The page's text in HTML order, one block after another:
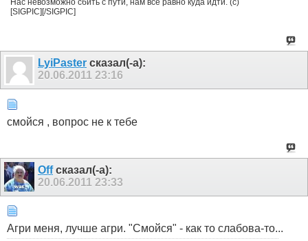
Нас невозможно сбить с пути, нам всё равно куда идти. (с)
[SIGPIC][/SIGPIC]
LyiPaster сказал(-а):
20.06.2011 23:16
смойся , вопрос не к тебе
Offсказал(-а):
20.06.2011 23:33
Агри меня, лучше агри. "Смойся" - как то слабова-то...